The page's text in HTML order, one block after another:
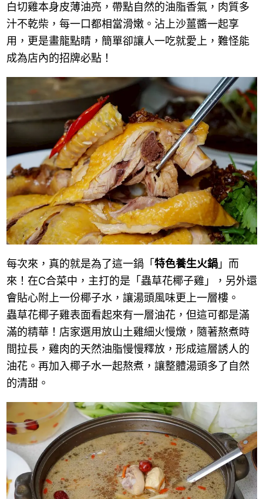
白切雞本身皮薄油亮，帶點自然的油脂香氣，肉質多
汁不乾柴，每一口都相當滑嫩。沾上沙薑醬一起享
用，更是畫龍點睛，簡單卻讓人一吃就愛上，難怪能
成為店內的招牌必點！
每次來，真的就是為了這一鍋「特色養生火鍋」而
來！在C合菜中，主打的是「蟲草花椰子雞」，另外還
會貼心附上一份椰子水，讓湯頭風味更上一層樓。
蟲草花椰子雞表面看起來有一層油花，但這可都是滿
滿的精華！店家選用放山土雞細火慢燉，隨著熬煮時
間拉長，雞肉的天然油脂慢慢釋放，形成這層誘人的
油花。再加入椰子水一起熬煮，讓整體湯頭多了自然
的清甜。